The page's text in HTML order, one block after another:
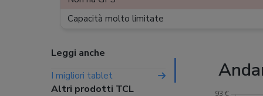
Capacità molto limitate
Leggi anche
I migliori tablet
Altri prodotti TCL